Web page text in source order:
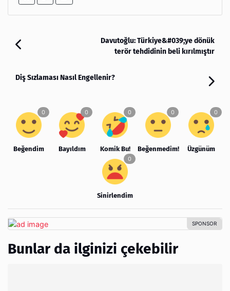
Davutoğlu: Türkiye&#039;ye dönük
terör tehdidinin beli kırılmıştır
Diş Sızlaması Nasıl Engellenir?
Beğendim Bayıldım Komik Bu! Beğenmedim! Üzgünüm
Sinirlendim
Bunlar da ilginizi çekebilir